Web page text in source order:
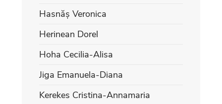
Hasnăș Veronica
Herinean Dorel
Hoha Cecilia-Alisa
Jiga Emanuela-Diana
Kerekes Cristina-Annamaria